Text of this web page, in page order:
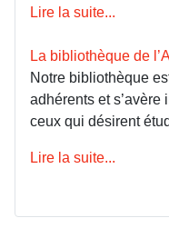
Lire la suite...
La bibliothèque de
Notre bibliothèque
adhérents et
ceux qui désirent
Lire la suite...